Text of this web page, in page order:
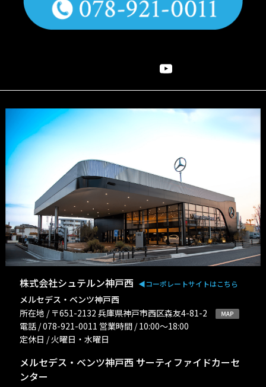
株式会社シュテルン神戸西 ◀︎コーポレートサイトはこちら
メルセデス・ベンツ神戸西
所在地 / 〒651-2132 兵庫県神戸市西区森友4-81-2
電話 / 078-921-0011 営業時間 / 10:00〜18:00
定休日 / 火曜日・水曜日
メルセデス・ベンツ神戸西 サーティファイドカーセ
ンター